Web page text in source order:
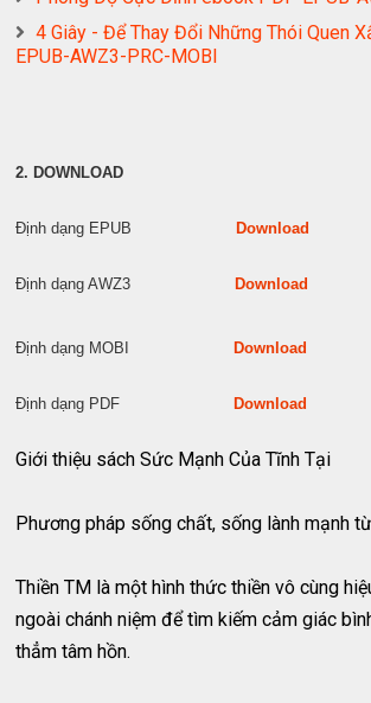
4 Giây - Để Thay Đổi Những Thói Quen
EPUB-AWZ3-PRC-MOBI
2. DOWNLOAD
Định dạng EPUB Download
Định dạng AWZ3 Download
Định dạng MOBI Download
Định dạng PDF Download
Giới thiệu sách Sức Mạnh Của Tĩnh Tại
Phương pháp sống chất, sống lành mạnh
Thiền TM là một hình thức thiền vô cùng
ngoài chánh niệm để tìm kiếm cảm giác
thẳm tâm hồn.